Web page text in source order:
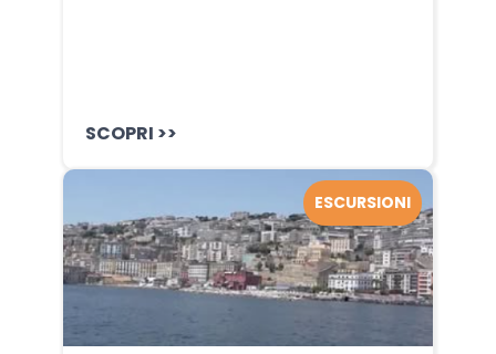
SCOPRI >>
ESCURSIONI